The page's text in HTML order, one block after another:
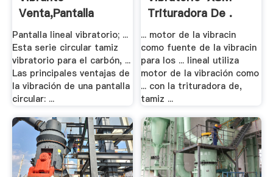
Venta,Pantalla
Circular .
Pantalla lineal vibratorio; ...
Esta serie circular tamiz
vibratorio para el carbón, ...
Las principales ventajas de
la vibración de una pantalla
circular: ...
Trituradora De .
... motor de la vibracin
como fuente de la vibracin
para los ... lineal utiliza
motor de la vibración como
... con la trituradora de,
tamiz ...